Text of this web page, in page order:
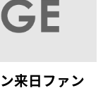
来日ファン